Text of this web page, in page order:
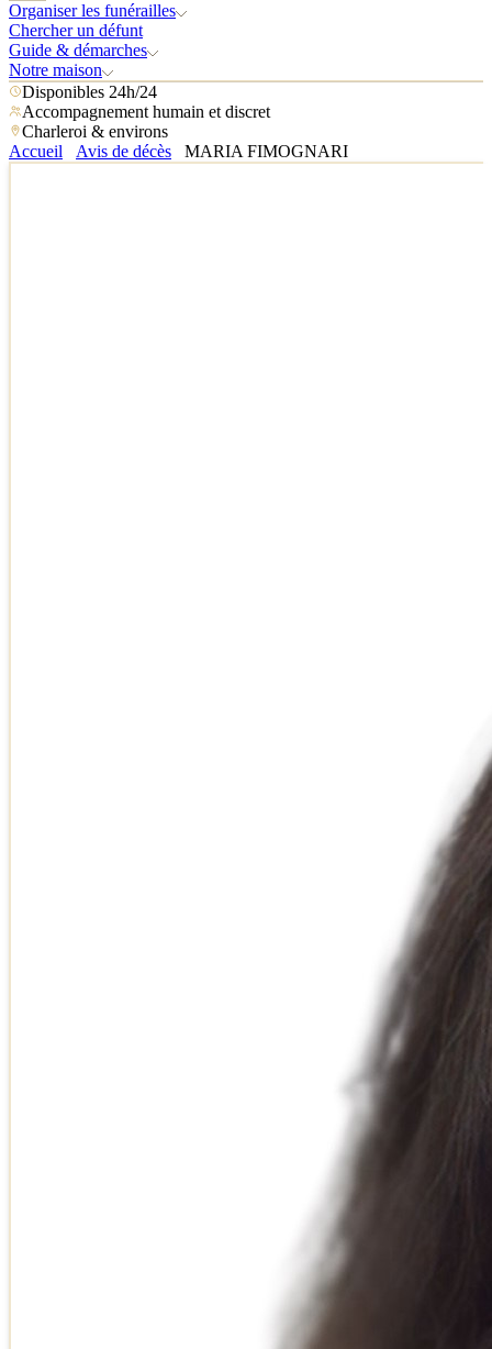
Organiser les funérailles
Chercher un défunt
Guide & démarches
Notre maison
Disponibles 24h/24
Accompagnement humain et discret
Charleroi & environs
Accueil
Avis de décès MARIA FIMOGNARI